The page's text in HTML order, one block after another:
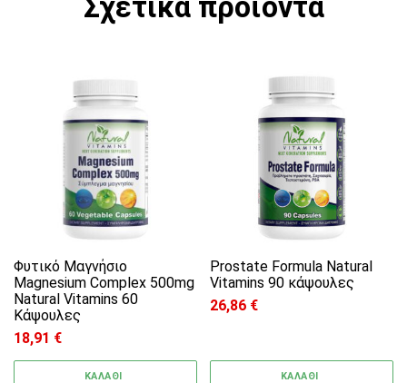
Σχετικά προϊόντα
Φυτικό Μαγνήσιο
Magnesium Complex 500mg
Natural Vitamins 60
Κάψουλες
18,91 €
ΚΑΛΑΘΙ
Prostate Formula Natural
Vitamins 90 κάψουλες
26,86 €
ΚΑΛΑΘΙ